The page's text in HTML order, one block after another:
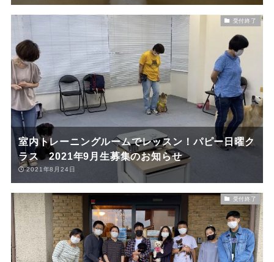
受付終了
室内トレーニングルームでレッスン！パピー日曜ク
ラス 2021年9月生募集のお知らせ
2021年8月24日
受付終了